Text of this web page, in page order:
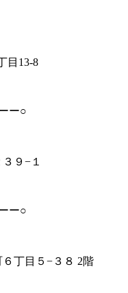
目13-8
ー○
９−１
ー○
６丁目５−３８ 2階